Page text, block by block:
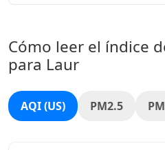
Cómo leer el índice
para Laur
AQI (US) PM2.5